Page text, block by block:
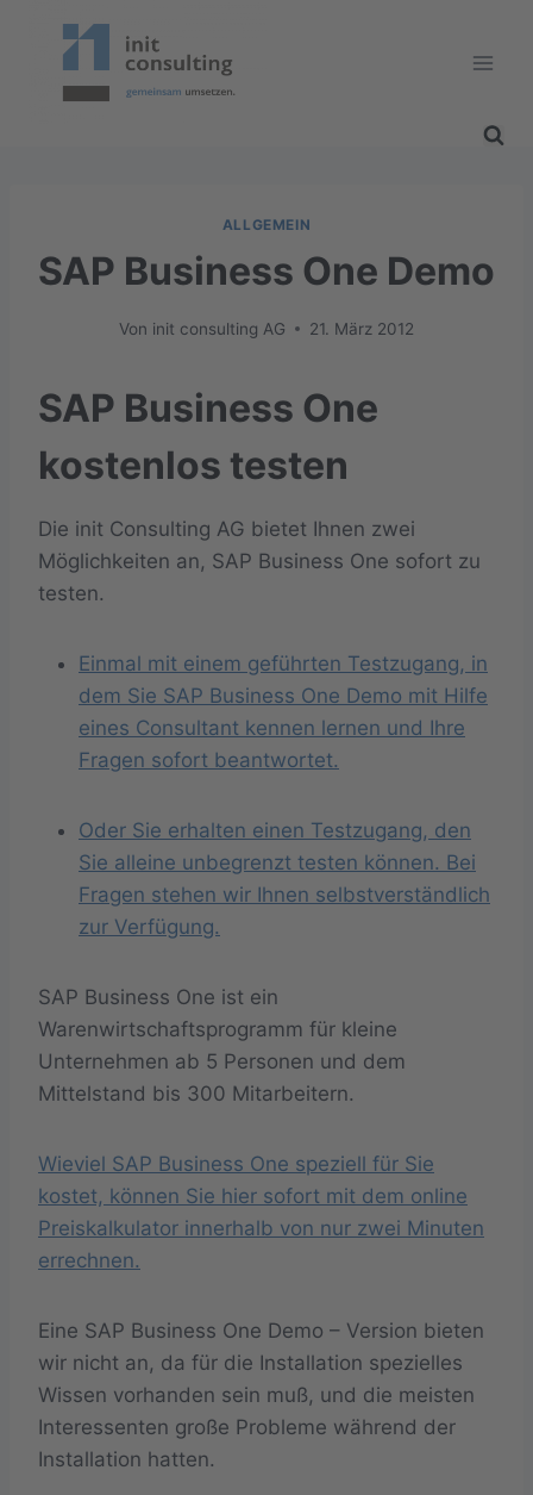
ALLGEMEIN
SAP Business One Demo
Von init consulting AG 21. März 2012
SAP Business One
kostenlos testen
Die init Consulting AG bietet Ihnen zwei
Möglichkeiten an, SAP Business One sofort zu
testen.
Einmal mit einem geführten Testzugang, in
dem Sie SAP Business One Demo mit Hilfe
eines Consultant kennen lernen und Ihre
Fragen sofort beantwortet.
Oder Sie erhalten einen Testzugang, den
Sie alleine unbegrenzt testen können. Bei
Fragen stehen wir Ihnen selbstverständlich
zur Verfügung.
SAP Business One ist ein
Warenwirtschaftsprogramm für kleine
Unternehmen ab 5 Personen und dem
Mittelstand bis 300 Mitarbeitern.
Wieviel SAP Business One speziell für Sie
kostet, können Sie hier sofort mit dem online
Preiskalkulator innerhalb von nur zwei Minuten
errechnen.
Eine SAP Business One Demo – Version bieten
wir nicht an, da für die Installation spezielles
Wissen vorhanden sein muß, und die meisten
Interessenten große Probleme während der
Installation hatten.